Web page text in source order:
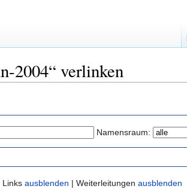
2004“ verlinken
Namensraum:
Links ausblenden | Weiterleitungen ausblenden